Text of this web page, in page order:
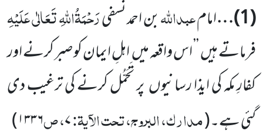
(
1
)…امامعبداللّٰہبن احمد نسفیرَحْمَۃُاللّٰہِ تَعَالٰی عَلَیْہِ
فرماتے ہیں’’ اس واقعہ میںاہلِ ایمان کو صبر کرنے اور
کفارِ مکہ کی ایذا رسانیوںپر تَحَمُّل کرنے کی ترغیب دی
گئی ہے۔(مدارک، البروج، تحت الآیۃ:۷، ص۱۳۳۶)